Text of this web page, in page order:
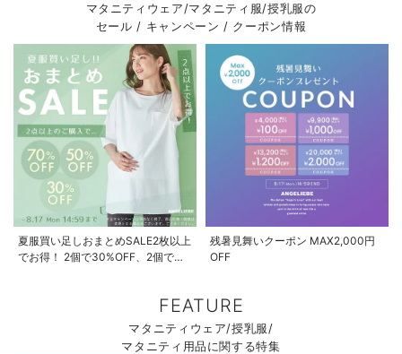
マタニティウェア/マタニティ服/授乳服の
セール / キャンペーン / クーポン情報
夏服買い足しおまとめSALE2枚以上
でお得！ 2個で30%OFF、2個で
残暑見舞いクーポン MAX2,000円
OFF
FEATURE
マタニティウェア/授乳服/
マタニティ用品に関する特集